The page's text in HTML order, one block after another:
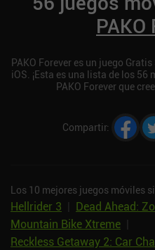
PAKO
PAKO Forever es un juego
iOS. ¡Esta es una lista de los
PAKO Forever que
Compartir:
Los 10 mejores juegos móviles
Hellrider 3 Dead Ahead:
Mountain Bike Xtreme
Reckless Getaway 2: Car